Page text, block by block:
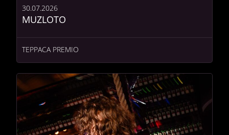
MUZLOTO
30.07.2026
ТЕРРАСА PREMIO